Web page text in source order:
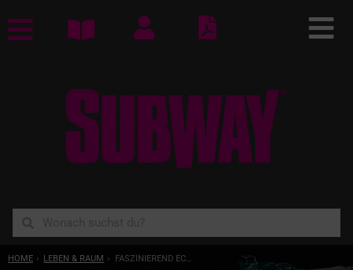
YOU ARE HERE:
HOME LEBEN & RAUM FASZINIEREND ECHT